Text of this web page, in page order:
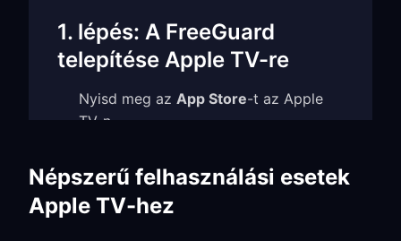
1. lépés: A FreeGuard
telepítése Apple TV-re
Nyisd meg az App Store-t az Apple
TV-n
Telepítsd a tvOS appot
Népszerű felhasználási esetek
Apple TV-hez